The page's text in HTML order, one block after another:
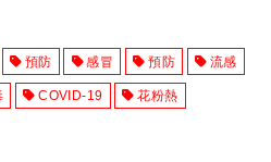
預防 感冒 預防 流感
COVID-19 花粉熱